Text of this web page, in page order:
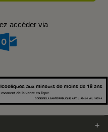
accéder via